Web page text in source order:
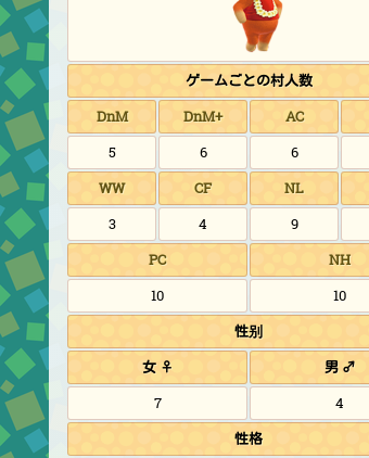
ゲームごとの村人数
DnM
DnM+ AC
5
6 6
WW
CF NL
3
4 9
PC
NH
10
10
性别
女 ♀
男 ♂
7
4
性格